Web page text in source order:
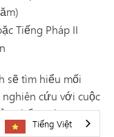
Tiếng Pháp II
sẽ tìm hiểu mối
cứu với cuộc
phẩm, phong tục
Pháp.
Tiếng Việt